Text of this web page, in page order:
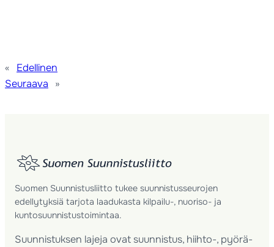
«
Edellinen
Seuraava
»
Suomen Suunnistusliitto tukee suunnistusseurojen
edellytyksiä tarjota laadukasta kilpailu-, nuoriso- ja
kuntosuunnistustoimintaa.
Suunnistuksen lajeja ovat suunnistus, hiihto-, pyörä-